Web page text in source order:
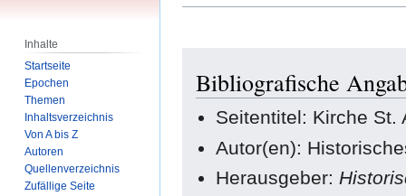
Navigation
springen
Suche
springen
Bibliografische
Seitentitel: Kirche St.
Autor(en):
Herausgeber:
Inhalte
Startseite
Epochen
Themen
Inhaltsverzeichnis
Von A bis Z
Autoren
Quellenverzeichnis
Zufällige Seite